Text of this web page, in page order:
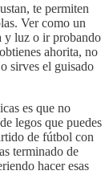
te permiten
Ver como un
y luz o ir probando
ahorita, no
sirves el guisado
es que no
legos que puedes
de fútbol con
terminado de
hacer esas